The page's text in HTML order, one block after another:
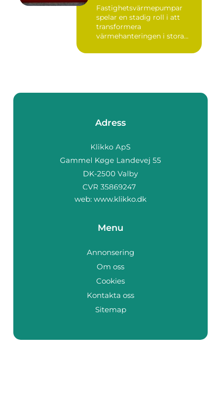
Fastighetsvärmepumpar
spelar en stadig roll i att
transformera
värmehanteringen i stora
Adress
web: www.klikko.dk
Menu
Annonsering
Om oss
Cookies
Kontakta oss
Sitemap